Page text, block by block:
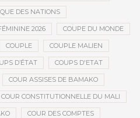
DES NATIONS
2026 COUPE DU MONDE
COUPLE COUPLE MALIEN
D’ÉTAT COUPS D'ETAT
COUR ASSISES DE BAMAKO
COUR CONSTITUTIONNELLE DU MALI
COUR DES COMPTES